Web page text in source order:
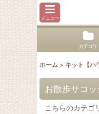
メニュー
カテゴリ
ホーム > キット【ハ
お散歩サコッ
こちらのカテゴ